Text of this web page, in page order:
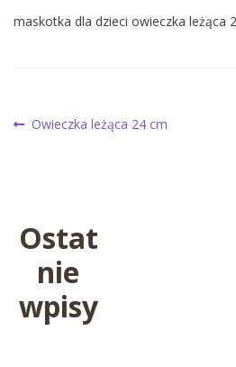
maskotka dla dzieci owieczka leżąca
Nawigacja
Poprzedni
Owieczka leżąca 24 cm
Ostat
nie
wpisy